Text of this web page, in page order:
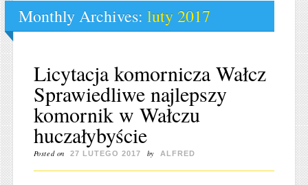
Monthly Archives: luty 2017
Licytacja komornicza Wałcz
Sprawiedliwe najlepszy
komornik w Wałczu
huczałybyście
Posted on 27 LUTEGO 2017 by ALFRED